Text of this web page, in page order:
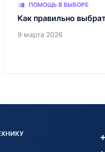
ПОМОЩЬ В ВЫБОРЕ
Как правильно
9 марта 2026